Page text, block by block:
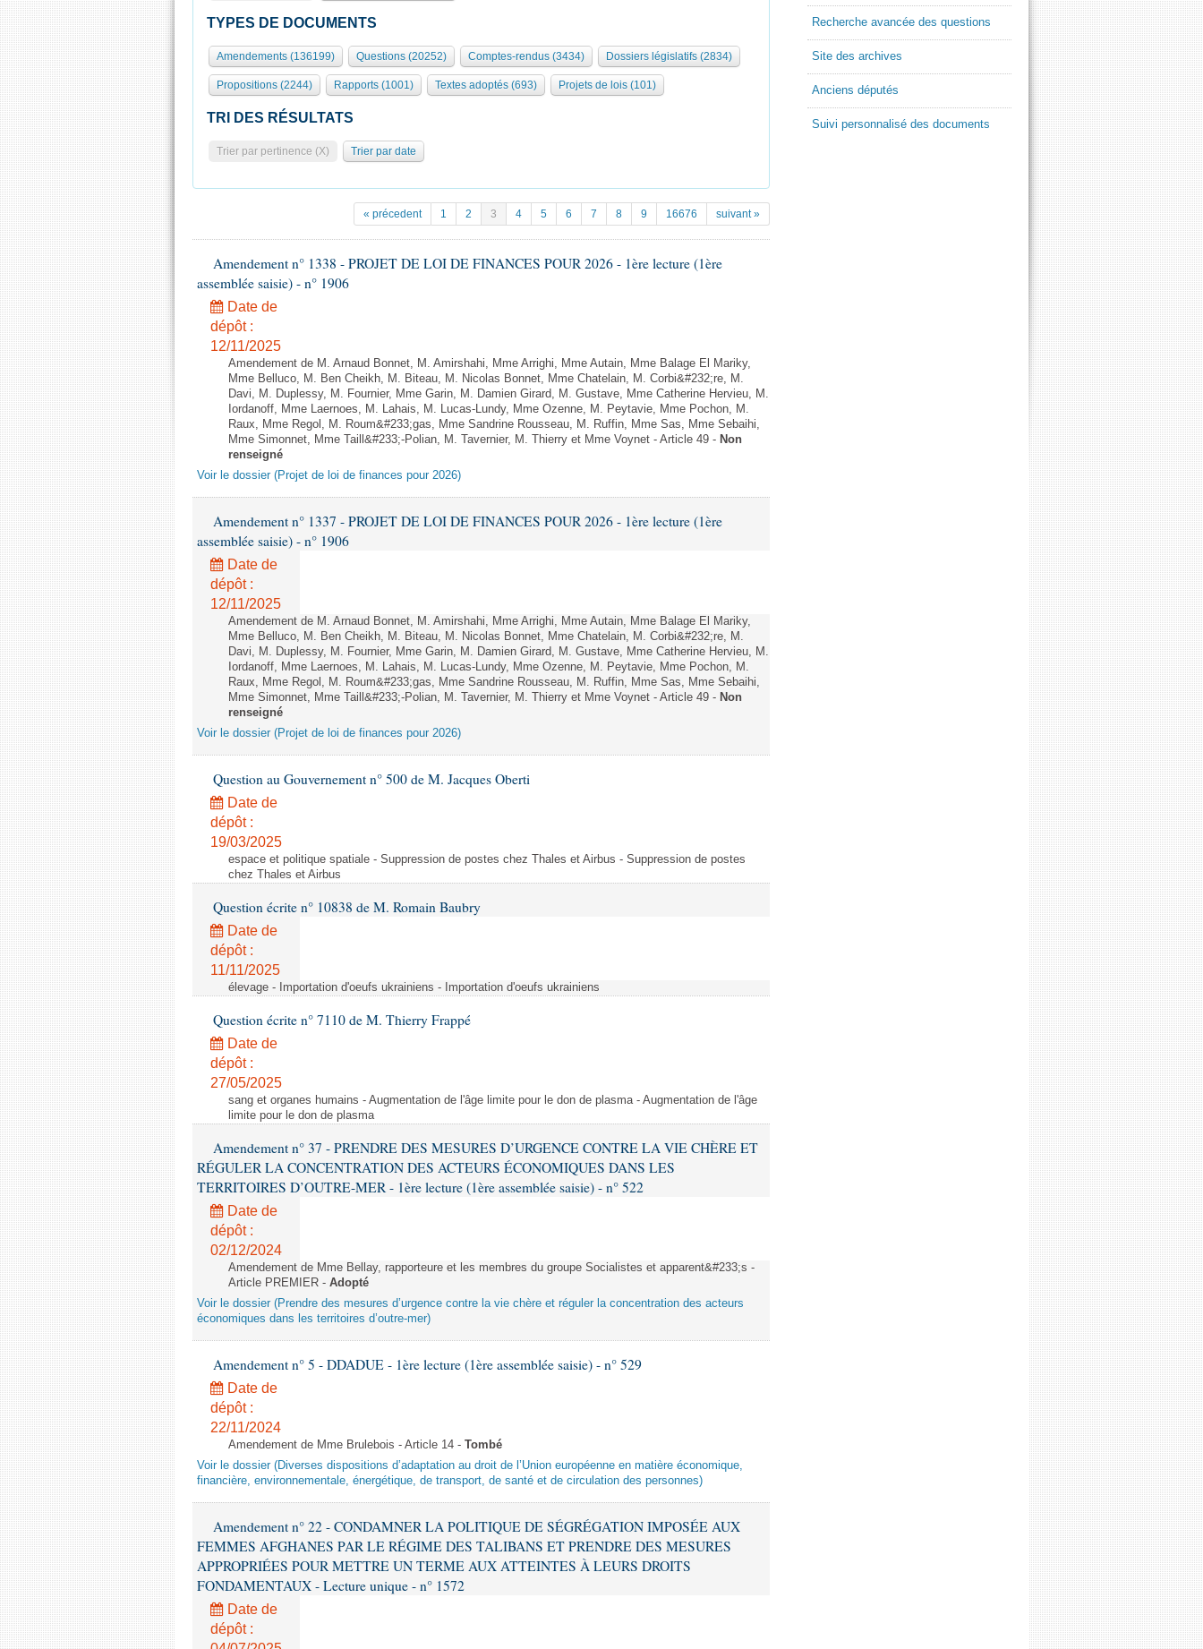
TYPES DE DOCUMENTS
Amendements (136199) Questions (20252) Comptes-rendus (3434) Dossiers législatifs (2834)
Propositions (2244) Rapports (1001) Textes adoptés (693) Projets de lois (101)
TRI DES RÉSULTATS
Trier par pertinence (X) Trier par date
« précedent 1 2 3 4 5 6 7 8 9 16676 suivant »
Amendement n° 1338 - PROJET DE LOI DE FINANCES POUR 2026 - 1ère lecture (1ère
assemblée saisie) - n° 1906
Date de
dépôt :
12/11/2025
Amendement de M. Arnaud Bonnet, M. Amirshahi, Mme Arrighi, Mme Autain, Mme Balage El Mariky,
Mme Belluco, M. Ben Cheikh, M. Biteau, M. Nicolas Bonnet, Mme Chatelain, M. Corbi&#232;re, M.
Davi, M. Duplessy, M. Fournier, Mme Garin, M. Damien Girard, M. Gustave, Mme Catherine Hervieu, M.
Iordanoff, Mme Laernoes, M. Lahais, M. Lucas-Lundy, Mme Ozenne, M. Peytavie, Mme Pochon, M.
Raux, Mme Regol, M. Roum&#233;gas, Mme Sandrine Rousseau, M. Ruffin, Mme Sas, Mme Sebaihi,
Mme Simonnet, Mme Taill&#233;-Polian, M. Tavernier, M. Thierry et Mme Voynet - Article 49 - Non
renseigné
Voir le dossier (Projet de loi de finances pour 2026)
Amendement n° 1337 - PROJET DE LOI DE FINANCES POUR 2026 - 1ère lecture (1ère
assemblée saisie) - n° 1906
Date de
dépôt :
12/11/2025
Amendement de M. Arnaud Bonnet, M. Amirshahi, Mme Arrighi, Mme Autain, Mme Balage El Mariky,
Mme Belluco, M. Ben Cheikh, M. Biteau, M. Nicolas Bonnet, Mme Chatelain, M. Corbi&#232;re, M.
Davi, M. Duplessy, M. Fournier, Mme Garin, M. Damien Girard, M. Gustave, Mme Catherine Hervieu, M.
Iordanoff, Mme Laernoes, M. Lahais, M. Lucas-Lundy, Mme Ozenne, M. Peytavie, Mme Pochon, M.
Raux, Mme Regol, M. Roum&#233;gas, Mme Sandrine Rousseau, M. Ruffin, Mme Sas, Mme Sebaihi,
Mme Simonnet, Mme Taill&#233;-Polian, M. Tavernier, M. Thierry et Mme Voynet - Article 49 - Non
renseigné
Voir le dossier (Projet de loi de finances pour 2026)
Question au Gouvernement n° 500 de M. Jacques Oberti
Date de
dépôt :
19/03/2025
espace et politique spatiale - Suppression de postes chez Thales et Airbus - Suppression de postes
chez Thales et Airbus
Question écrite n° 10838 de M. Romain Baubry
Date de
dépôt :
11/11/2025
élevage - Importation d'oeufs ukrainiens - Importation d'oeufs ukrainiens
Question écrite n° 7110 de M. Thierry Frappé
Date de
dépôt :
27/05/2025
sang et organes humains - Augmentation de l'âge limite pour le don de plasma - Augmentation de l'âge
limite pour le don de plasma
Amendement n° 37 - PRENDRE DES MESURES D’URGENCE CONTRE LA VIE CHÈRE ET
RÉGULER LA CONCENTRATION DES ACTEURS ÉCONOMIQUES DANS LES
TERRITOIRES D’OUTRE-MER - 1ère lecture (1ère assemblée saisie) - n° 522
Date de
dépôt :
02/12/2024
Amendement de Mme Bellay, rapporteure et les membres du groupe Socialistes et apparent&#233;s -
Article PREMIER - Adopté
Voir le dossier (Prendre des mesures d’urgence contre la vie chère et réguler la concentration des acteurs
économiques dans les territoires d’outre-mer)
Amendement n° 5 - DDADUE - 1ère lecture (1ère assemblée saisie) - n° 529
Date de
dépôt :
22/11/2024
Amendement de Mme Brulebois - Article 14 - Tombé
Voir le dossier (Diverses dispositions d’adaptation au droit de l’Union européenne en matière économique,
financière, environnementale, énergétique, de transport, de santé et de circulation des personnes)
Amendement n° 22 - CONDAMNER LA POLITIQUE DE SÉGRÉGATION IMPOSÉE AUX
FEMMES AFGHANES PAR LE RÉGIME DES TALIBANS ET PRENDRE DES MESURES
APPROPRIÉES POUR METTRE UN TERME AUX ATTEINTES À LEURS DROITS
FONDAMENTAUX - Lecture unique - n° 1572
Date de
dépôt :
Recherche avancée des questions
Site des archives
Anciens députés
Suivi personnalisé des documents